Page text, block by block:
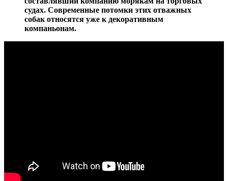
судах. Современные потомки этих отважных
собак относятся уже к декоративным
компаньонам.